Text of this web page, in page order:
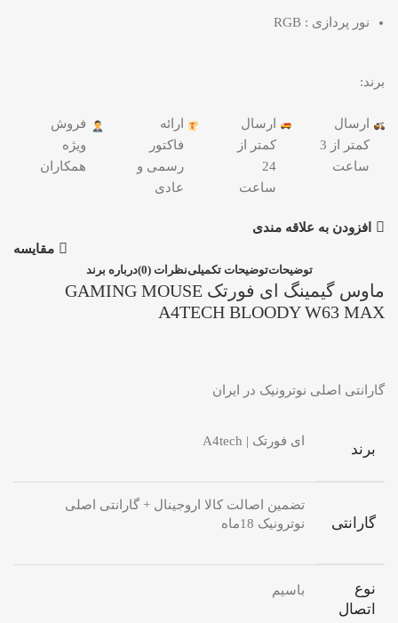
نور پردازی : RGB
برند:
ارسال
کمتر از 3
ساعت
ارسال
کمتر از
24
ساعت
ارائه
فاکتور
رسمی و
عادی
فروش
ویژه
همکاران
افزودن به علاقه مندی
مقایسه
توضیحاتتوضیحات تکمیلینظرات (0) درباره برند
ماوس گیمینگ ای فورتک GAMING MOUSE
A4TECH BLOODY W63 MAX
گارانتی اصلی نوترونیک در ایران
برند ای فورتک | A4tech
گارانتی
تضمین اصالت کالا اروجینال + گارانتی اصلی
نوترونیک 18ماه
نوع
اتصال
باسیم